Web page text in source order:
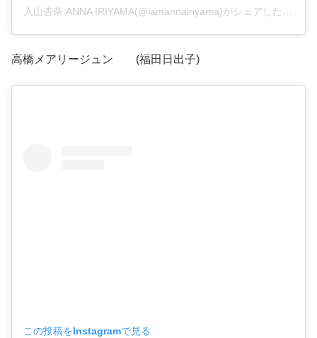
高橋メアリージュン (福田日出子)
この投稿をInstagramで見る